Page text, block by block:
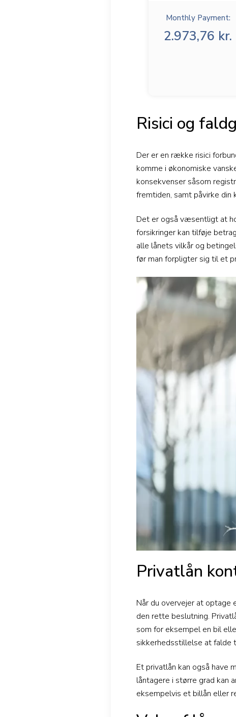
Monthly Payment:
2.973,76 kr.
Risici og
Der er en række risici
komme i økonomiske
konsekvenser såsom
fremtiden, samt påvirke
Det er også væsentligt at
forsikringer kan tilføje
alle lånets vilkår og
før man forpligter sig til et
Privatlån
Når du overvejer at
den rette beslutning.
som for eksempel en bil
sikkerhedsstillelse at falde
Et privatlån kan også have
låntagere i større grad kan
eksempelvis et billån eller